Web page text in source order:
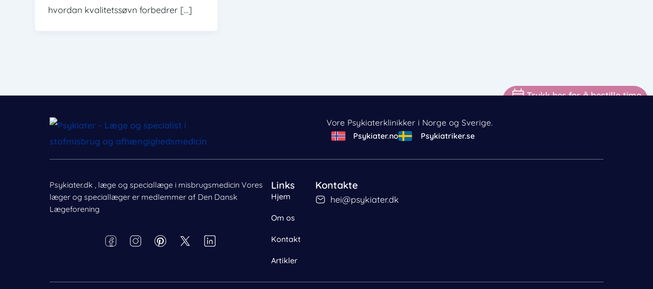
hvordan kvalitetssøvn forbedrer […]
Trykk her for å bestille time
Vore Psykiaterklinikker i Norge og Sverige.
Psykiater.no Psykiatriker.se
Psykiater.dk , læge og speciallæge i misbrugsmedicin Vores
læger og speciallæger er medlemmer af Den Dansk
Lægeforening
Links
Hjem
Om os
Kontakt
Artikler
Kontakte
hei@psykiater.dk
For at give den bedst mulige oplevelse bruger vi cookies til at gemme eller tilgå
Nødvendig